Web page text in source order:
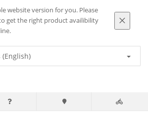
website version for you. Please
get the right product availibility